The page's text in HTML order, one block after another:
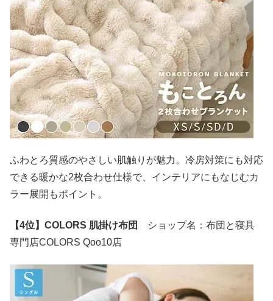
ふわとろ質感のやさしい肌触りが魅力。冷房対策にも対応
できる暖かな2枚合わせ仕様で、インテリアにもなじむカ
ラー展開もポイント。
【4位】COLORS 肌掛け布団
ショップ名：布団と寝具
専門店COLORS Qoo10店